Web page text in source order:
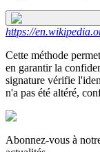
https://
Cette méthode
en garantir la
signature vérifie
n'a pas été altéré,
Abonnez-vous à